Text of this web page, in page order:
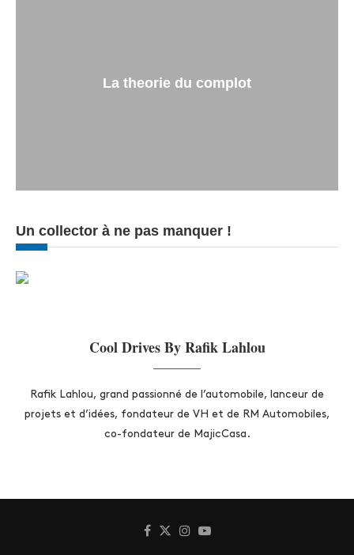
La theorie du complot
Un collector à ne pas manquer !
Cool Drives By Rafik Lahlou
Rafik Lahlou, grand passionné de l’automobile, lanceur de
projets et d’idées, fondateur de VH et de RM Automobiles,
co-fondateur de MajicCasa.